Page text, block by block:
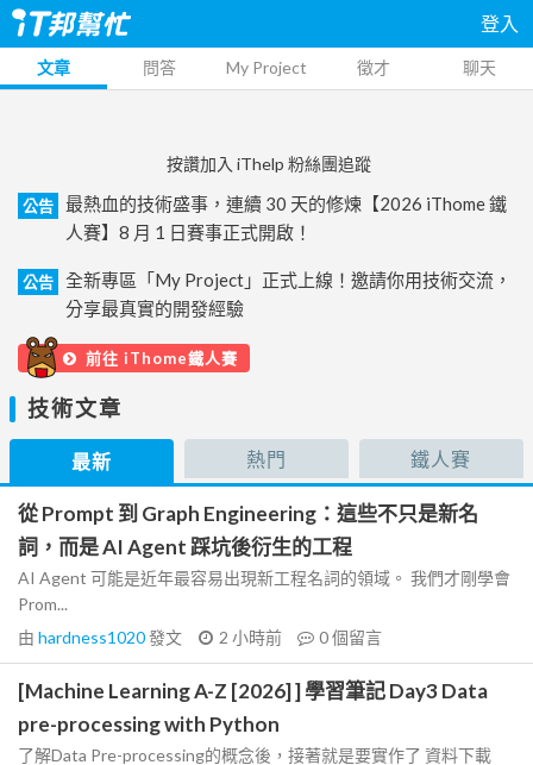
登入
文章 問答 My Project 徵才 聊天
按讚加入 iThelp 粉絲團追蹤
公告
最熱血的技術盛事，連續 30 天的修煉【2026 iThome 鐵
人賽】8 月 1 日賽事正式開啟！
公告
全新專區「My Project」正式上線！邀請你用技術交流，
分享最真實的開發經驗
前往 iThome鐵人賽
技術文章
最新 熱門 鐵人賽
從 Prompt 到 Graph Engineering：這些不只是新名
詞，而是 AI Agent 踩坑後衍生的工程
AI Agent 可能是近年最容易出現新工程名詞的領域。 我們才剛學會
Prom...
由 hardness1020發文 2 小時前 0個留言
[Machine Learning A-Z [2026] ] 學習筆記 Day3 Data
pre-processing with Python
了解Data Pre-processing的概念後，接著就是要實作了 資料下載